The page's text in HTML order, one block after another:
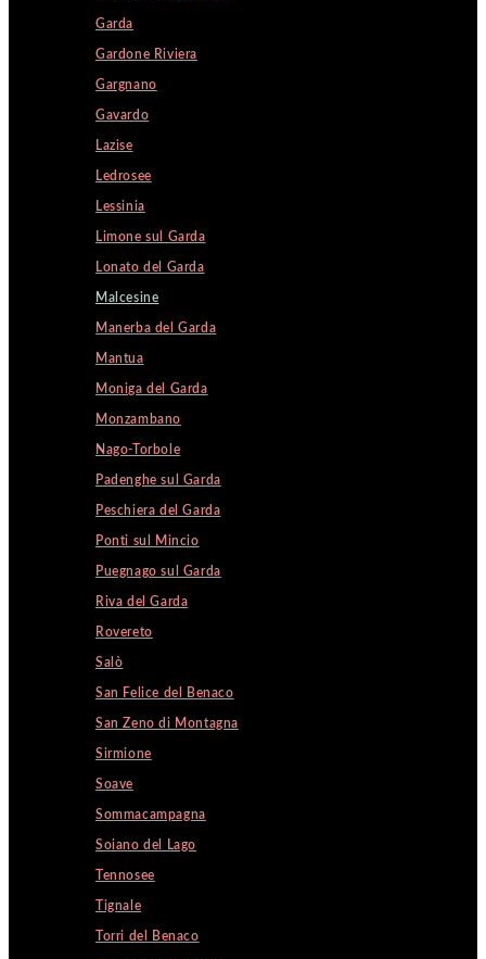
Garda
Gardone Riviera
Gargnano
Gavardo
Lazise
Ledrosee
Lessinia
Limone sul Garda
Lonato del Garda
Malcesine
Manerba del Garda
Mantua
Moniga del Garda
Monzambano
Nago-Torbole
Padenghe sul Garda
Peschiera del Garda
Ponti sul Mincio
Puegnago sul Garda
Riva del Garda
Rovereto
Salò
San Felice del Benaco
San Zeno di Montagna
Sirmione
Soave
Sommacampagna
Soiano del Lago
Tennosee
Tignale
Torri del Benaco